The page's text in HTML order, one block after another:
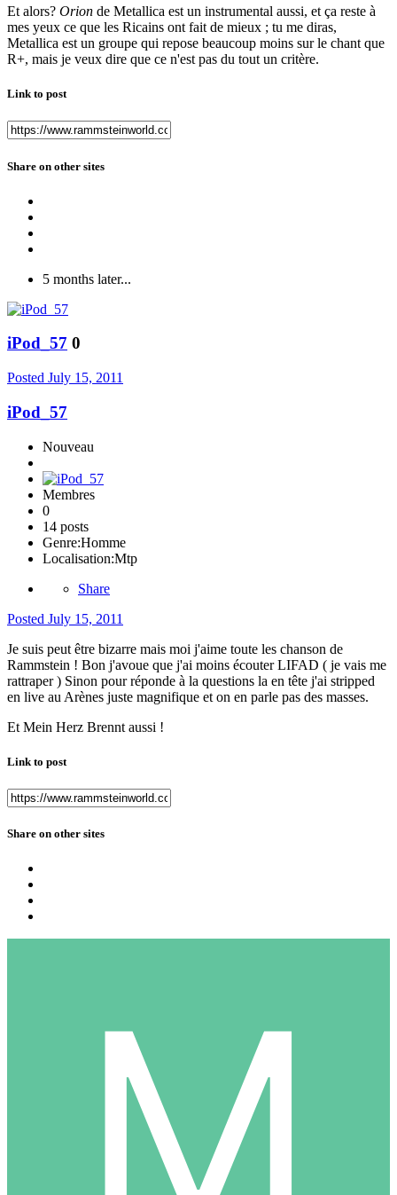
Et alors? Orion de Metallica est un instrumental aussi, et ça reste à
mes yeux ce que les Ricains ont fait de mieux ; tu me diras,
Metallica est un groupe qui repose beaucoup moins sur le chant que
R+, mais je veux dire que ce n'est pas du tout un critère.
Link to post
Share on other sites
5 months later...
iPod_57 0
Posted July 15, 2011
iPod_57
Nouveau
Membres
0
14 posts
Genre:Homme
Localisation:Mtp
Share
Posted July 15, 2011
Je suis peut être bizarre mais moi j'aime toute les chanson de
Rammstein ! Bon j'avoue que j'ai moins écouter LIFAD ( je vais me
rattraper ) Sinon pour réponde à la questions la en tête j'ai stripped
en live au Arènes juste magnifique et on en parle pas des masses.
Et Mein Herz Brennt aussi !
Link to post
Share on other sites